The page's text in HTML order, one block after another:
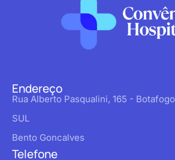
Endereço
Rua Alberto Pasqualini, 165 - Botafogo
SUL
Bento Goncalves
Telefone